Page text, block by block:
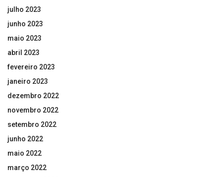
julho 2023
junho 2023
maio 2023
abril 2023
fevereiro 2023
janeiro 2023
dezembro 2022
novembro 2022
setembro 2022
junho 2022
maio 2022
março 2022